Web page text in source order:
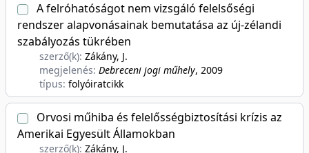
A felróhatóságot nem vizsgáló felelsőségi
rendszer alapvonásainak bemutatása az új-zélandi
szabályozás tükrében
szerző(k): Zákány, J.
megjelenés: Debreceni jogi műhely, 2009
típus: folyóiratcikk
Orvosi műhiba és felelősségbiztosítási krízis az
Amerikai Egyesült Államokban
szerző(k): Zákány, J.